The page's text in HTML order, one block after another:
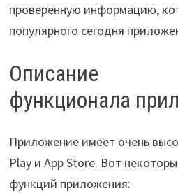
проверенную информацию,
популярного сегодня
Описание
функционала
Приложение имеет очень
Play и App Store. Вот
функций приложения: